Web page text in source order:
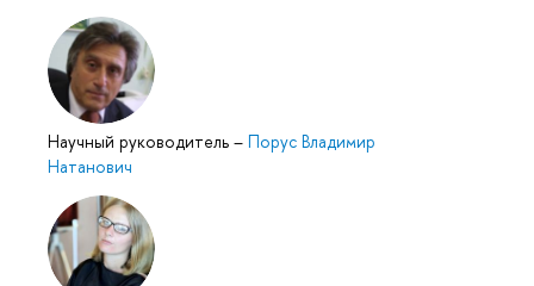
Научный руководитель – Порус Владимир
Натанович